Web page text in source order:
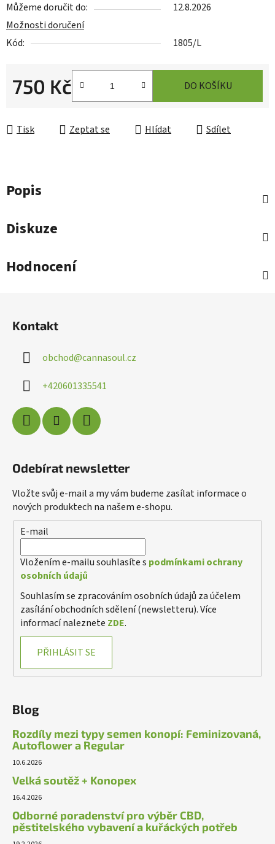
Můžeme doručit do:
12.8.2026
Možnosti doručení
Kód:
1805/L
750 Kč DO KOŠÍKU
Tisk Zeptat se Hlídat Sdílet
Popis
Diskuze
Hodnocení
Kontakt
obchod@cannasoul.cz
+420601335541
Odebírat newsletter
Vložte svůj e-mail a my vám budeme zasílat informace o
nových produktech na našem e-shopu.
E-mail
Vložením e-mailu souhlasíte s podmínkami ochrany
osobních údajů
Souhlasím se zpracováním osobních údajů za účelem
zasílání obchodních sdělení (newsletteru). Více
informací naleznete ZDE.
PŘIHLÁSIT SE
Blog
Rozdíly mezi typy semen konopí: Feminizovaná,
Autoflower a Regular
10.6.2026
Velká soutěž + Konopex
16.4.2026
Odborné poradenství pro výběr CBD,
pěstitelského vybavení a kuřáckých potřeb